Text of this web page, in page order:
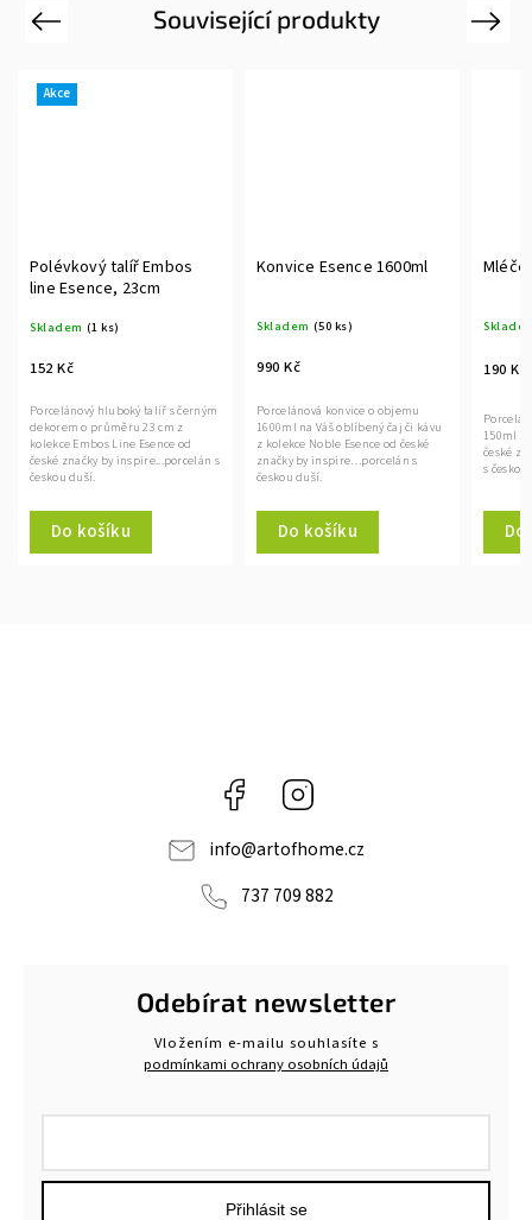
Související produkty
Previous
Akce
Polévkový talíř Embos
line Esence, 23cm
Skladem (1 ks)
152 Kč
Do košíku
Porcelánový hluboký talíř s černým
dekorem o průměru 23 cm z
kolekce Embos Line Esence od
české značky by inspire...porcelán s
českou duší.
Konvice Esence 1600ml
Skladem (50 ks)
990 Kč
Do košíku
Porcelánová konvice o objemu
1600ml na Váš oblíbený čaj či kávu
z kolekce Noble Esence od české
značky by inspire…porcelán s
českou duší.
190 Kč
150ml z
české
s
Next
Facebook
info@artofhome.cz
737 709 882
Odebírat newsletter
Vložením e-mailu souhlasíte s
podmínkami ochrany osobních údajů
Přihlásit se